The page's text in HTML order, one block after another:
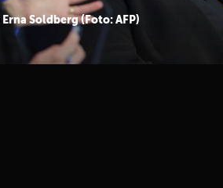
Soldberg (Foto: AFP)